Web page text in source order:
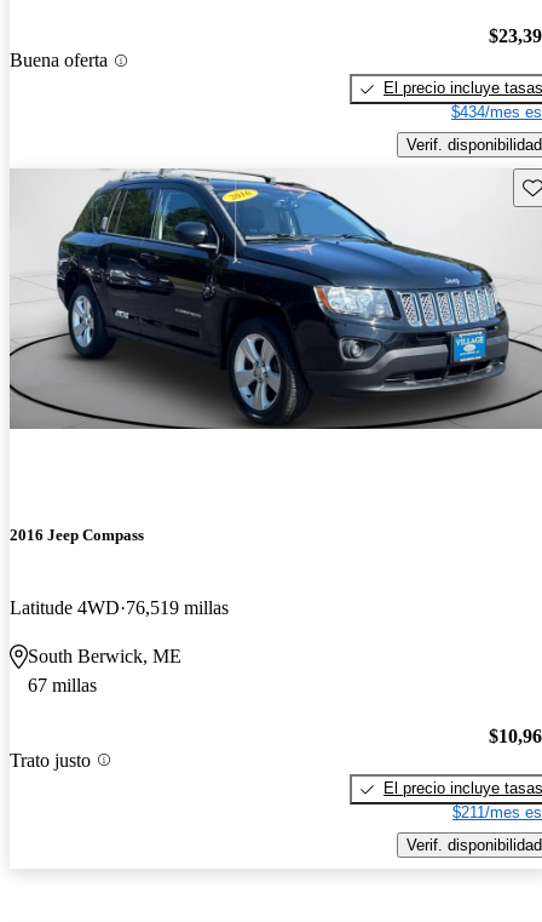
Buena oferta
El precio incluye tasas
$434/mes
Verif. disponibilidad
2016 Jeep Compass
Latitude 4WD 76,519 millas
South Berwick, ME
67 millas
Trato justo
El precio incluye tasas
$211/mes
Verif. disponibilidad